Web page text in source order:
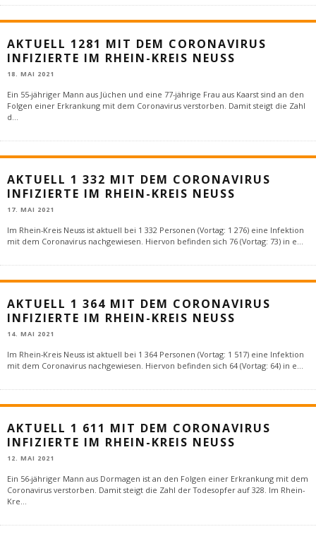
AKTUELL 1281 MIT DEM CORONAVIRUS
INFIZIERTE IM RHEIN-KREIS NEUSS
18. MAI 2021
Ein 55-jähriger Mann aus Jüchen und eine 77-jährige Frau aus Kaarst sind an den
Folgen einer Erkrankung mit dem Coronavirus verstorben. Damit steigt die Zahl
d
AKTUELL 1 332 MIT DEM CORONAVIRUS
INFIZIERTE IM RHEIN-KREIS NEUSS
17. MAI 2021
Im Rhein-Kreis Neuss ist aktuell bei 1 332 Personen (Vortag: 1 276) eine Infektion
mit dem Coronavirus nachgewiesen. Hiervon befinden sich 76 (Vortag: 73) in e
AKTUELL 1 364 MIT DEM CORONAVIRUS
INFIZIERTE IM RHEIN-KREIS NEUSS
14. MAI 2021
Im Rhein-Kreis Neuss ist aktuell bei 1 364 Personen (Vortag: 1 517) eine Infektion
mit dem Coronavirus nachgewiesen. Hiervon befinden sich 64 (Vortag: 64) in e
AKTUELL 1 611 MIT DEM CORONAVIRUS
INFIZIERTE IM RHEIN-KREIS NEUSS
12. MAI 2021
Ein 56-jähriger Mann aus Dormagen ist an den Folgen einer Erkrankung mit dem
Coronavirus verstorben. Damit steigt die Zahl der Todesopfer auf 328. Im Rhein-
Kre